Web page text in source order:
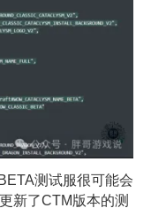
测试服很可能会
新了CTM版本的测